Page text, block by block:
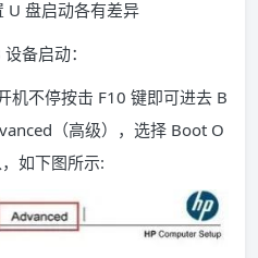
U 盘启动各有差异
备启动：
机不停按击 F10 键即可进去 B
（高级），选择 Boot O
如下图所示: